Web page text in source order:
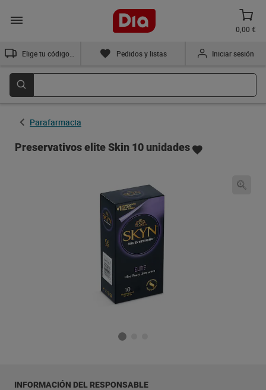
0,00 €
Pedidos y listas Iniciar sesión
Parafarmacia
Preservativos elite Skin 10 unidades
INFORMACIÓN DEL RESPONSABLE